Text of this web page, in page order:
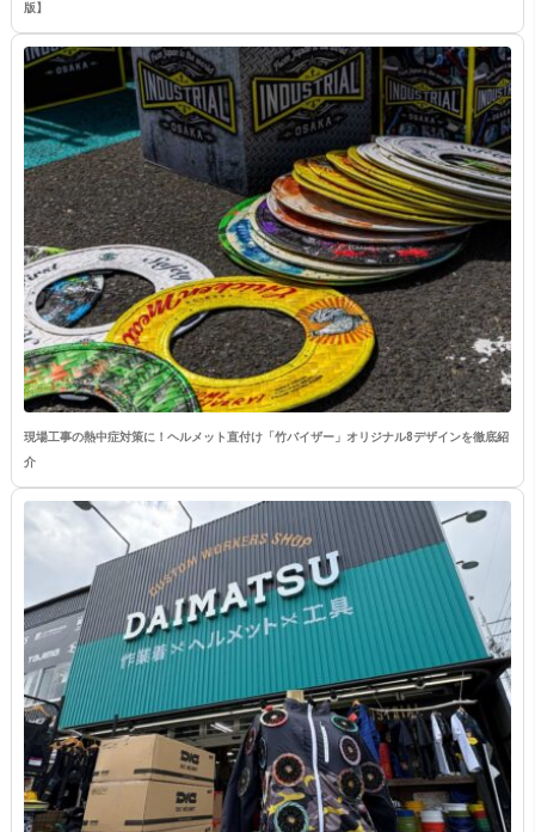
版】
現場工事の熱中症対策に！ヘルメット直付け「竹バイザー」オリジナル8デザインを徹底紹
介